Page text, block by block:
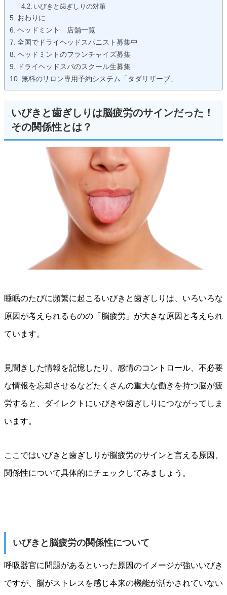
いびきと歯ぎしりの対策
おわりに
ヘッドミント 店舗一覧
全国でドライヘッドスパニスト募集中
ヘッドミントのフランチャイズ募集
ドライヘッドスパのスクール生募集
無料のサロン専用予約システム「タダリザーブ」
いびきと歯ぎしりは脳疲労のサインだった！
その関係性とは？
睡眠のたびに頻繁に起こるいびきと歯ぎしりは、いろいろな
原因が考えられるものの「脳疲労」が大きな原因と考えられ
ています。
見聞きした情報を記憶したり、感情のコントロール、不必要
な情報を忘却させるなどたくさんの重大な働きを持つ脳が疲
労すると、ダイレクトにいびきや歯ぎしりにつながってしま
います。
ここではいびきと歯ぎしりが脳疲労のサインと言える原因、
関係性について具体的にチェックしてみましょう。
いびきと脳疲労の関係性について
呼吸器官に問題があるといった原因のイメージが強いいびき
ですが、脳がストレスを感じ本来の機能が活かされていない